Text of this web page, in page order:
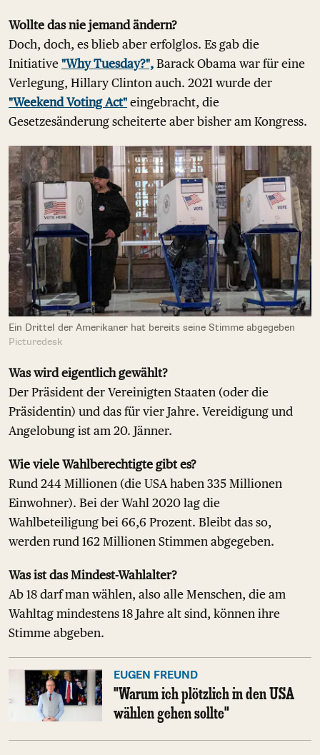
Wollte das nie jemand ändern?
Doch, doch, es blieb aber erfolglos. Es gab die
Initiative "Why Tuesday?", Barack Obama war für eine
Verlegung, Hillary Clinton auch. 2021 wurde der
"Weekend Voting Act" eingebracht, die
Gesetzesänderung scheiterte aber bisher am Kongress.
Ein Drittel der Amerikaner hat bereits seine Stimme abgegeben
Picturedesk
Was wird eigentlich gewählt?
Der Präsident der Vereinigten Staaten (oder die
Präsidentin) und das für vier Jahre. Vereidigung und
Angelobung ist am 20. Jänner.
Wie viele Wahlberechtigte gibt es?
Rund 244 Millionen (die USA haben 335 Millionen
Einwohner). Bei der Wahl 2020 lag die
Wahlbeteiligung bei 66,6 Prozent. Bleibt das so,
werden rund 162 Millionen Stimmen abgegeben.
Was ist das Mindest-Wahlalter?
Ab 18 darf man wählen, also alle Menschen, die am
Wahltag mindestens 18 Jahre alt sind, können ihre
Stimme abgeben.
EUGEN FREUND
"Warum ich plötzlich in den USA
wählen gehen sollte"